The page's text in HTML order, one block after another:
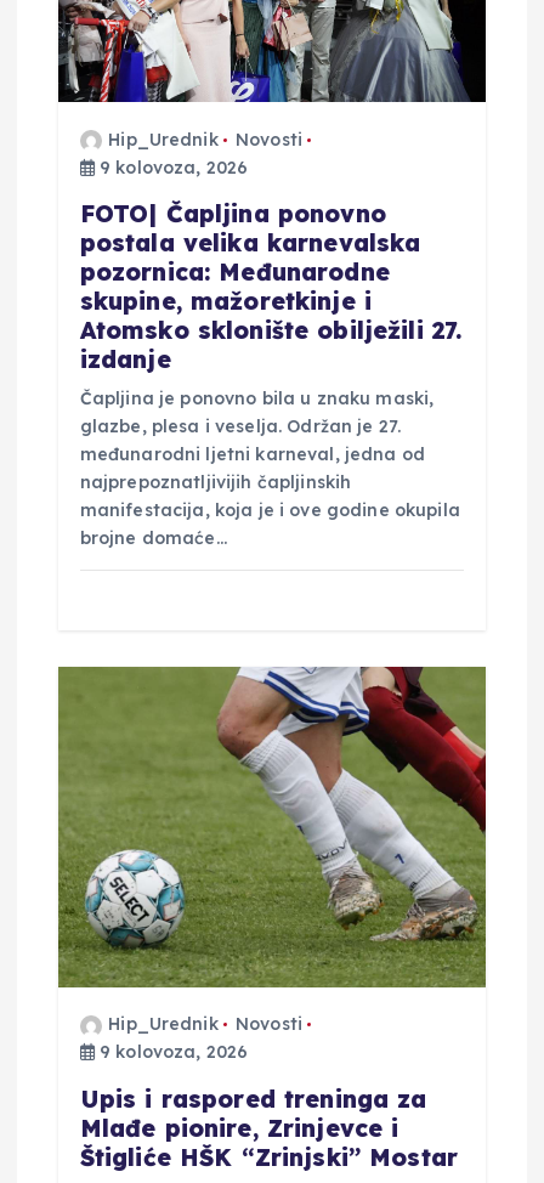
Hip_Urednik
Novosti
9 kolovoza, 2026
FOTO| Čapljina ponovno
postala velika karnevalska
pozornica: Međunarodne
skupine, mažoretkinje i
Atomsko sklonište obilježili 27.
izdanje
Čapljina je ponovno bila u znaku maski,
glazbe, plesa i veselja. Održan je 27.
međunarodni ljetni karneval, jedna od
najprepoznatljivijih čapljinskih
manifestacija, koja je i ove godine okupila
brojne domaće…
Hip_Urednik
Novosti
9 kolovoza, 2026
​Upis i raspored treninga za
Mlađe pionire, Zrinjevce i
Štigliće HŠK “Zrinjski” Mostar